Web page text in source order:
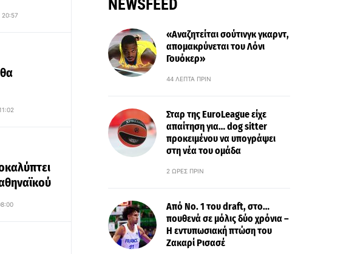
20:57
NEWSFEED
«Αναζητείται σούτινγκ γκαρντ,
απομακρύνεται του Λόνι
Γουόκερ»
44 ΛΕΠΤΆ ΠΡΙΝ
Σταρ της EuroLeague είχε
απαίτηση για… dog sitter
προκειμένου να υπογράψει
στη νέα του ομάδα
2 ΏΡΕΣ ΠΡΙΝ
Από Νo. 1 του draft, στο…
πουθενά σε μόλις δύο χρόνια –
Η εντυπωσιακή πτώση του
Ζακαρί Ρισασέ